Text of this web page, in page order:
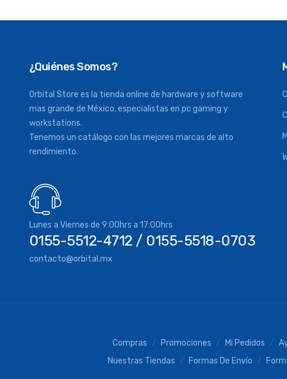
¿Quiénes Somos?
Orbital Store es la tienda online de hardware y software
mas grande de México, especialistas en pc gaming y
workstations.
Tenemos un catálogo con las mejores marcas de alto
rendimiento.
Lunes a Viernes de 9:00hrs a 17:00hrs
0155-5512-4712 / 0155-5518-0703
contacto@orbital.mx
Compras Promociones Mi Pedidos
Nuestras Tiendas
Formas De Envío